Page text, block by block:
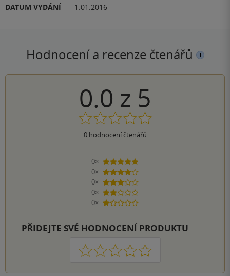
DATUM VYDÁNÍ
1.01.2016
Hodnocení a recenze čtenářů
0.0 z 5
0hodnocení čtenářů
0×
5 hvězdiček
0×
4 hvězdičky
0×
3 hvězdičky
0×
2 hvězdičky
0×
1 hvezdička
PŘIDEJTE SVÉ HODNOCENÍ PRODUKTU
1 2 3 4 5